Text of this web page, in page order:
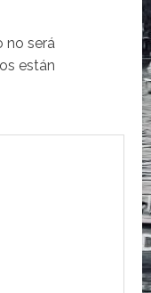
no será
están